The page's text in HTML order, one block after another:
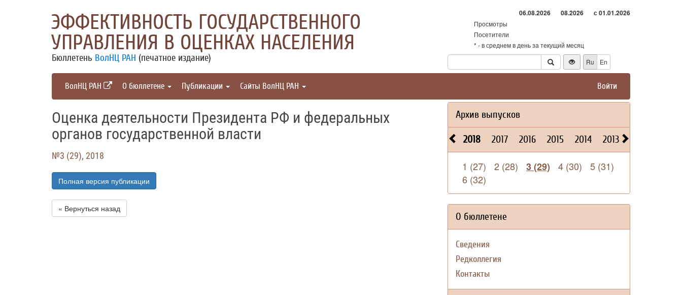
ЭФФЕКТИВНОСТЬ ГОСУДАРСТВЕННОГО
УПРАВЛЕНИЯ В ОЦЕНКАХ НАСЕЛЕНИЯ
Бюллетень ВолНЦ РАН (печатное издание)
06.08.2026 08.2026 с 01.01.2026
Просмотры
Посетители
* - в среднем в день за текущий месяц
Ru
En
ВолНЦ РАН О бюллетене Публикации Сайты ВолНЦ РАН Войти
Оценка деятельности Президента РФ и федеральных
органов государственной власти
№3 (29), 2018
Полная версия публикации
« Вернуться назад
Архив выпусков
2018 2017 2016 2015 2014 2013
1 (27) 2 (28) 3 (29) 4 (30)
5 (31)
6 (32)
О бюллетене
Сведения
Редколлегия
Контакты